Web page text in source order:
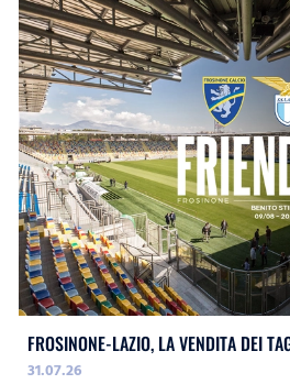
FROSINONE-LAZIO, LA VENDITA DEI
31.07.26